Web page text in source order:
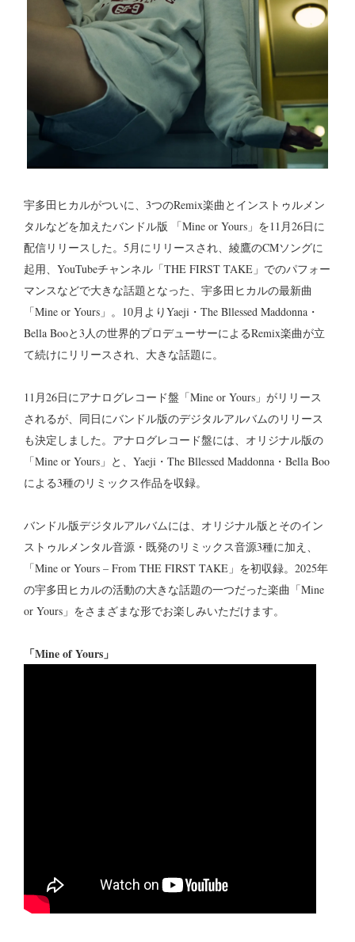
宇多田ヒカルがついに、3つのRemix楽曲とインストゥルメン
タルなどを加えたバンドル版 「Mine or Yours」を11月26日に
配信リリースした。5月にリリースされ、綾鷹のCMソングに
起用、YouTubeチャンネル「THE FIRST TAKE」でのパフォー
マンスなどで大きな話題となった、宇多田ヒカルの最新曲
「Mine or Yours」。10月よりYaeji・The Bllessed Maddonna・
Bella Booと3人の世界的プロデューサーによるRemix楽曲が立
て続けにリリースされ、大きな話題に。
11月26日にアナログレコード盤「Mine or Yours」がリリース
されるが、同日にバンドル版のデジタルアルバムのリリース
も決定しました。アナログレコード盤には、オリジナル版の
「Mine or Yours」と、Yaeji・The Bllessed Maddonna・Bella Boo
による3種のリミックス作品を収録。
バンドル版デジタルアルバムには、オリジナル版とそのイン
ストゥルメンタル音源・既発のリミックス音源3種に加え、
「Mine or Yours – From THE FIRST TAKE」を初収録。2025年
の宇多田ヒカルの活動の大きな話題の一つだった楽曲「Mine
or Yours」をさまざまな形でお楽しみいただけます。
「Mine of Yours」